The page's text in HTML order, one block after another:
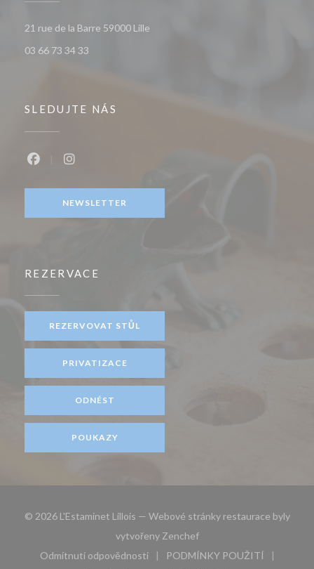
21 rue de la Barre 59000 Lille
03 66 73 34 33
SLEDUJTE NÁS
NEWSLETTER
REZERVACE
REZERVOVAT STŮL
PRIVATIZACE
ODNÉST
POUKAZY
© 2026 L'Estaminet Lillois — Webové stránky restaurace byly
vytvořeny Zenchef((otevře se v novém okně))
Odmítnutí odpovědnosti
((otevře se v novém okně))
PODMÍNKY POUŽITÍ
((otevře se v novém